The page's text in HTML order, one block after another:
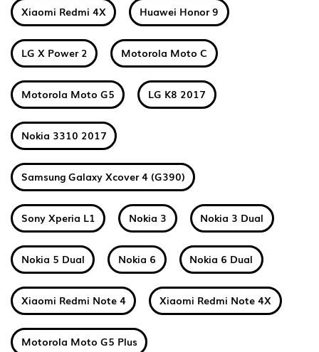
Xiaomi Redmi 4X Huawei Honor 9
LG X Power 2 Motorola Moto C
Motorola Moto G5 LG K8 2017
Nokia 3310 2017
Samsung Galaxy Xcover 4 (G390)
Sony Xperia L1 Nokia 3 Nokia 3 Dual
Nokia 5 Dual Nokia 6 Nokia 6 Dual
Xiaomi Redmi Note 4 Xiaomi Redmi Note 4X
Motorola Moto G5 Plus